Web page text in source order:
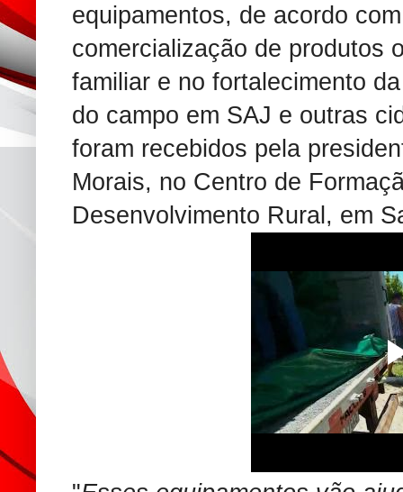
equipamentos, de acordo
comercialização de produtos
familiar e no fortalecimento
do campo em SAJ e outras
foram recebidos pela
Morais, no Centro de
Desenvolvimento Rural, em